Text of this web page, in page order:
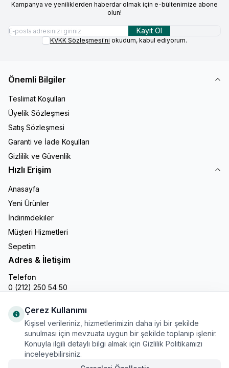
Kampanya ve yeniliklerden haberdar olmak için e-bültenimize abone
olun!
Kayıt Ol
KVKK Sözleşmesi'ni okudum, kabul ediyorum.
Önemli Bilgiler
Teslimat Koşulları
Üyelik Sözleşmesi
Satış Sözleşmesi
Garanti ve İade Koşulları
Gizlilik ve Güvenlik
Hızlı Erişim
Anasayfa
Yeni Ürünler
İndirimdekiler
Müşteri Hizmetleri
Sepetim
Adres & İletişim
Telefon
0 (212) 250 54 50
info@gastronline.com
İnstagram
Çerez Kullanımı
Kişisel verileriniz, hizmetlerimizin daha iyi bir şekilde
sunulması için mevzuata uygun bir şekilde toplanıp işlenir.
Konuyla ilgili detaylı bilgi almak için Gizlilik Politikamızı
inceleyebilirsiniz.